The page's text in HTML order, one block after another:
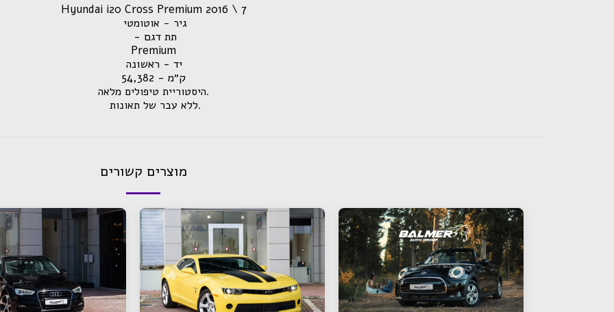
Hyundai i20 Cross Premium 2016 \ 7
גיר - אוטומטי
תת דגם -
Premium
יד - ראשונה
ק״מ - 54,382
.היסטוריית טיפולים מלאה
.ללא עבר של תאונות
מוצרים קשורים